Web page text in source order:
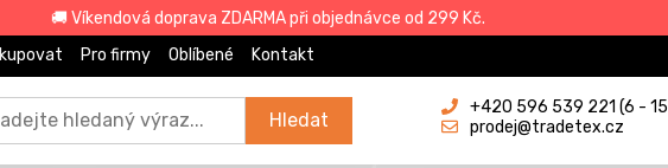
🚚 Víkendová doprava ZDARMA při objednávce od 299 Kč.
Pro firmy Oblíbené Kontakt
Hledat
+420 596 539 221 (6 - 15
prodej@tradetex.cz